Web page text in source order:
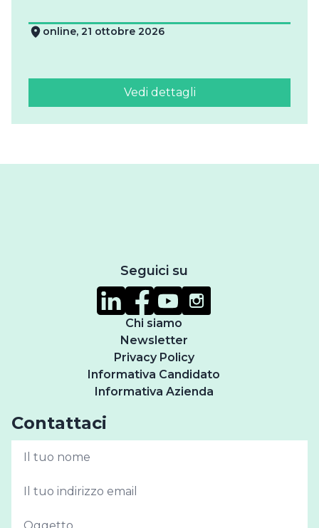
online, 21 ottobre 2026
Vedi dettagli
Seguici su
Chi siamo
Newsletter
Privacy Policy
Informativa Candidato
Informativa Azienda
Contattaci